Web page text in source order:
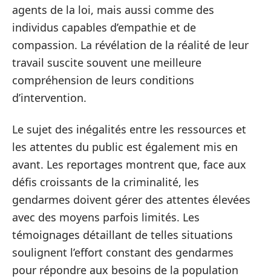
agents de la loi, mais aussi comme des
individus capables d’empathie et de
compassion. La révélation de la réalité de leur
travail suscite souvent une meilleure
compréhension de leurs conditions
d’intervention.
Le sujet des inégalités entre les ressources et
les attentes du public est également mis en
avant. Les reportages montrent que, face aux
défis croissants de la criminalité, les
gendarmes doivent gérer des attentes élevées
avec des moyens parfois limités. Les
témoignages détaillant de telles situations
soulignent l’effort constant des gendarmes
pour répondre aux besoins de la population